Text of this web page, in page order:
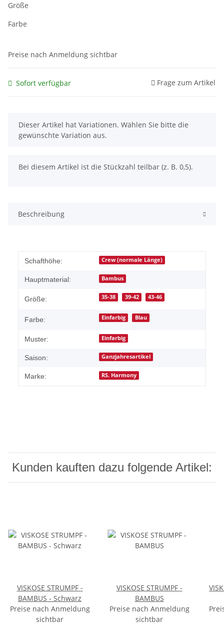
Größe
Farbe
Preise nach Anmeldung sichtbar
Sofort verfügbar Frage zum Artikel
x
Dieser Artikel hat Variationen. Wählen Sie bitte die
gewünschte Variation aus.
x
Bei diesem Artikel ist die Stückzahl teilbar (z. B. 0,5).
Beschreibung
Schafthöhe: Crew (normale Länge)
Hauptmaterial: Bambus
Größe: 35-38 39-42 43-46
Farbe: Einfarbig Blau
Muster: Einfarbig
Saison: Ganzjahresartikel
Marke: RS. Harmony
Kunden kauften dazu folgende Artikel:
VISKOSE STRUMPF -
BAMBUS - Schwarz
Preise nach Anmeldung
sichtbar
VISKOSE STRUMPF -
BAMBUS
Preise nach Anmeldung
sichtbar